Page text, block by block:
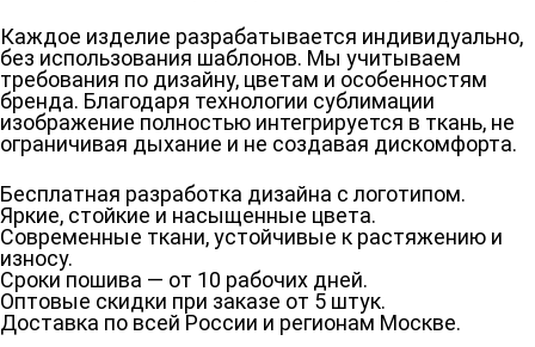
Каждое изделие разрабатывается индивидуально,
без использования шаблонов. Мы учитываем
требования по дизайну, цветам и особенностям
бренда. Благодаря технологии сублимации
изображение полностью интегрируется в ткань, не
ограничивая дыхание и не создавая дискомфорта.
Бесплатная разработка дизайна с логотипом.
Яркие, стойкие и насыщенные цвета.
Современные ткани, устойчивые к растяжению и
износу.
Сроки пошива — от 10 рабочих дней.
Оптовые скидки при заказе от 5 штук.
Доставка по всей России и регионам Москве.